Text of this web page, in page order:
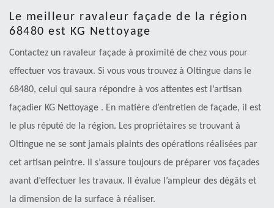
Le meilleur ravaleur façade de la région
68480 est KG Nettoyage
Contactez un ravaleur façade à proximité de chez vous pour
effectuer vos travaux. Si vous vous trouvez à Oltingue dans le
68480, celui qui saura répondre à vos attentes est l’artisan
façadier KG Nettoyage . En matière d’entretien de façade, il est
le plus réputé de la région. Les propriétaires se trouvant à
Oltingue ne se sont jamais plaints des opérations réalisées par
cet artisan peintre. Il s’assure toujours de préparer vos façades
avant d’effectuer les travaux. Il évalue l’ampleur des dégâts et
la dimension de la surface à réaliser.